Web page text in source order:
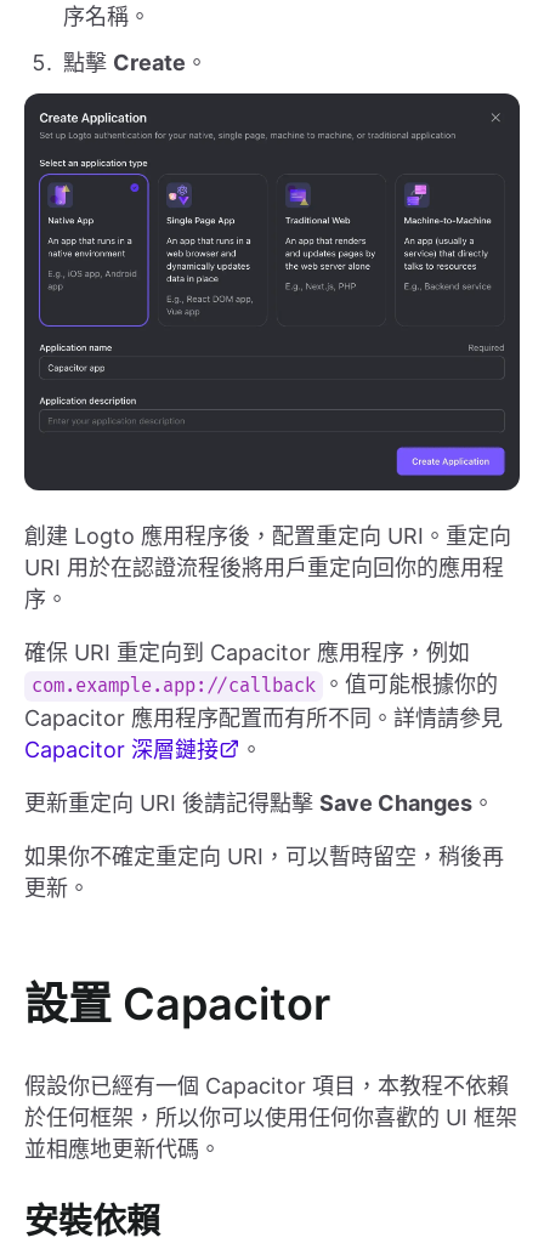
序名稱。
點擊 Create 。
創建 Logto 應用程序後，配置重定向 URI。重定向
URI 用於在認證流程後將用戶重定向回你的應用程
序。
確保 URI 重定向到 Capacitor 應用程序，例如
com.example.app://callback
。值可能根據你的
Capacitor 應用程序配置而有所不同。詳情請參見
Capacitor 深層鏈接
。
更新重定向 URI 後請記得點擊 Save Changes 。
如果你不確定重定向 URI，可以暫時留空，稍後再
更新。
設置 Capacitor
假設你已經有一個 Capacitor 項目，本教程不依賴
於任何框架，所以你可以使用任何你喜歡的 UI 框架
並相應地更新代碼。
安裝依賴